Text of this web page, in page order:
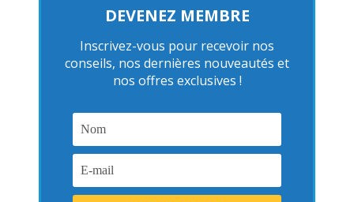
DEVENEZ MEMBRE
Inscrivez-vous pour recevoir nos
conseils, nos dernières nouveautés et
nos offres exclusives !